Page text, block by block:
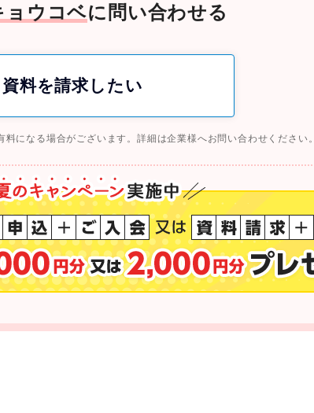
ョウコベに問い合わせる
資料を請求したい
になる場合がございます。詳細は企業様へお問い合わせください。